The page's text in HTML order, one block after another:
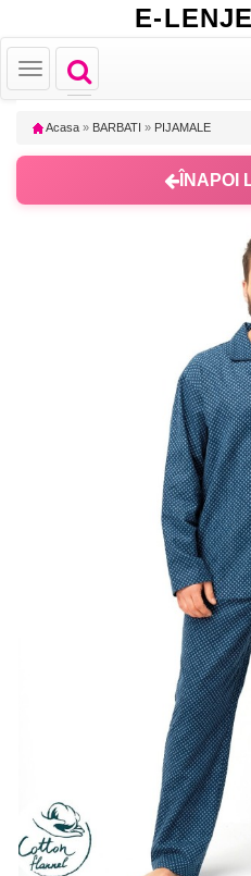
E-
Toggle
navigation
Toggle
navigation
Acasa » BARBATI » PIJAMALE
ÎNAPOI